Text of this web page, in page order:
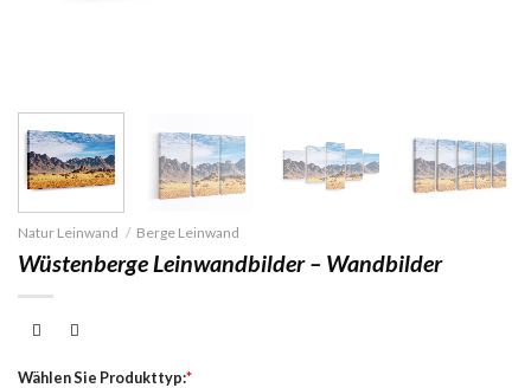
Natur Leinwand / Berge Leinwand
Wüstenberge Leinwandbilder – Wandbilder
Wählen Sie Produkttyp:*